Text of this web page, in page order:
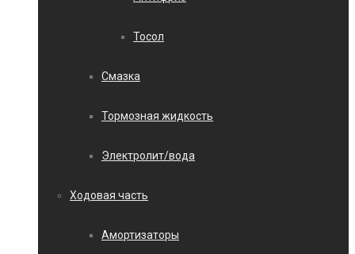
Тосол
Смазка
Тормозная жидкость
Электролит/вода
Ходовая часть
Амортизаторы